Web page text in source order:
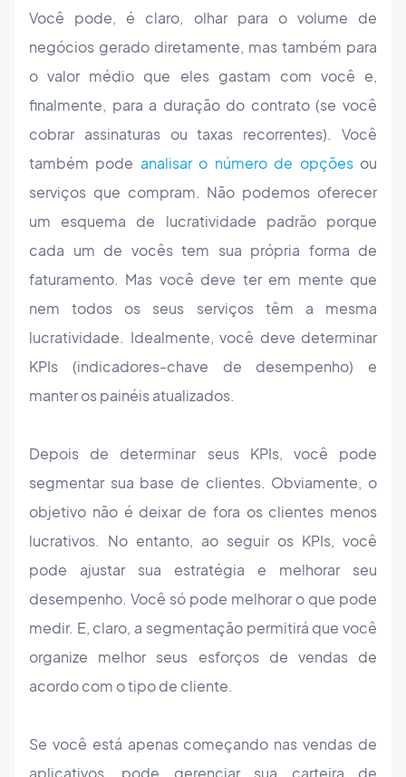
Você pode, é claro, olhar para o volume de
negócios gerado diretamente, mas também para
o valor médio que eles gastam com você e,
finalmente, para a duração do contrato (se você
cobrar assinaturas ou taxas recorrentes). Você
também pode analisar o número de opçõesou
serviços que compram. Não podemos oferecer
um esquema de lucratividade padrão porque
cada um de vocês tem sua própria forma de
faturamento. Mas você deve ter em mente que
nem todos os seus serviços têm a mesma
lucratividade. Idealmente, você deve determinar
KPIs (indicadores-chave de desempenho) e
manter os painéis atualizados.
Depois de determinar seus KPIs, você pode
segmentar sua base de clientes. Obviamente, o
objetivo não é deixar de fora os clientes menos
lucrativos. No entanto, ao seguir os KPIs, você
pode ajustar sua estratégia e melhorar seu
desempenho. Você só pode melhorar o que pode
medir. E, claro, a segmentação permitirá que você
organize melhor seus esforços de vendas de
acordo com o tipo de cliente.
Se você está apenas começando nas vendas de
aplicativos, pode gerenciar sua carteira de